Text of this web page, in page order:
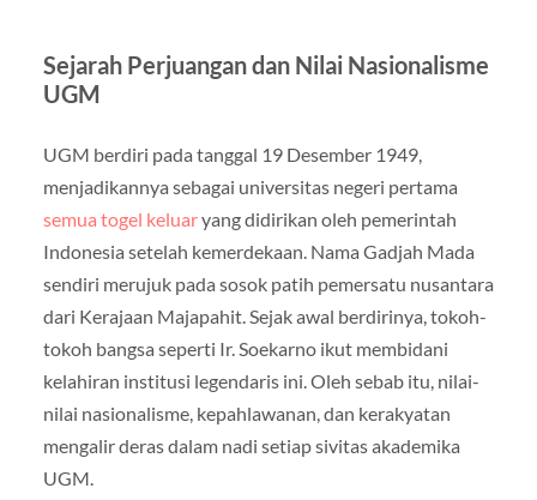
Sejarah Perjuangan dan Nilai Nasionalisme
UGM
UGM berdiri pada tanggal 19 Desember 1949,
menjadikannya sebagai universitas negeri pertama
semua togel keluaryang didirikan oleh pemerintah
Indonesia setelah kemerdekaan. Nama Gadjah Mada
sendiri merujuk pada sosok patih pemersatu nusantara
dari Kerajaan Majapahit. Sejak awal berdirinya, tokoh-
tokoh bangsa seperti Ir. Soekarno ikut membidani
kelahiran institusi legendaris ini. Oleh sebab itu, nilai-
nilai nasionalisme, kepahlawanan, dan kerakyatan
mengalir deras dalam nadi setiap sivitas akademika
UGM.